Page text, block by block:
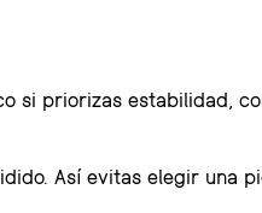
si priorizas estabilidad,
Así evitas elegir una